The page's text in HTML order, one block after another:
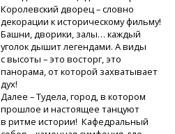
Королевский дворец – словно
декорации к историческому фильму!
Башни, дворики, залы… каждый
уголок дышит легендами. А виды
с высоты – это восторг, это
панорама, от которой захватывает
дух!
Далее – Тудела, город, в котором
прошлое и настоящее танцуют
в ритме истории! Кафедральный